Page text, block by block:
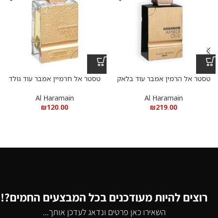
טסטר אל הרמין אמבר עוד בלאק
Al Haramain
₪219.00
טסטר אל חרמיין אמבר עוד גולד
אקסטריט דה פרפיום Amber Oud
Gold 999.9 Dubai Edition Al
Al Haramain
₪120.00
רוצים להיות מעודכנים בכל המבצעים החמים?!
השאירו כאן פרטים ונדאג לעדכן אותך...